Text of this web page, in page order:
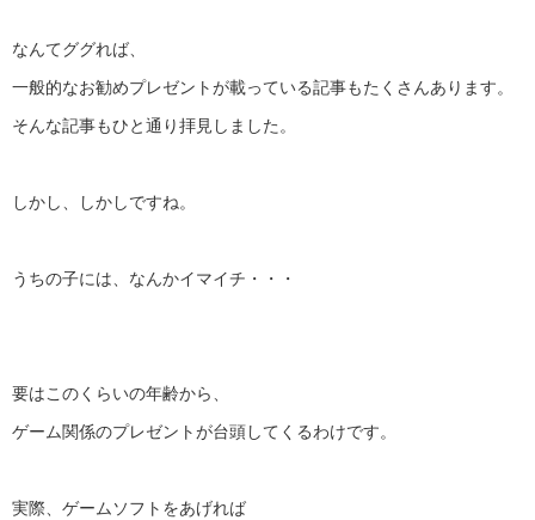
なんてググれば、
一般的なお勧めプレゼントが載っている記事もたくさんあります。
そんな記事もひと通り拝見しました。
しかし、しかしですね。
うちの子には、なんかイマイチ・・・
要はこのくらいの年齢から、
ゲーム関係のプレゼントが台頭してくるわけです。
実際、ゲームソフトをあげれば